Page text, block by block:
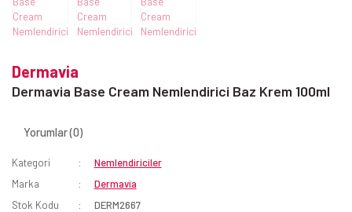
Dermavia
Dermavia Base Cream Nemlendirici Baz Krem 100ml
Yorumlar (0)
Kategori
Nemlendiriciler
Marka
Dermavia
Stok Kodu
DERM2667